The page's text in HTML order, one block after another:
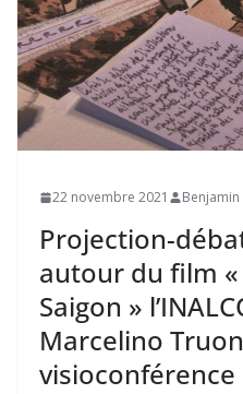
22 novembre 2021 Benjamin
Projection-
autour du film
Saigon »
Marcelino
visioconférence